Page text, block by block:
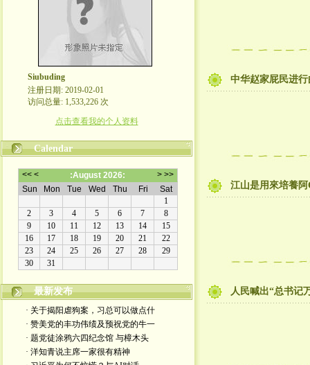
Siubuding
注册日期: 2019-02-01
访问总量: 1,533,226 次
点击查看我的个人资料
Calendar
最新发布
· 关于揭阳虐狗案，习总可以做点什
· 赞美党的丰功伟绩及预祝党的牛一
· 题党徒涂鸦六四纪念馆 与樟木头
· 洋知青说主席一家很有精神
中华赵家屁民进行
江山是用來培養
人民喊出“总书记